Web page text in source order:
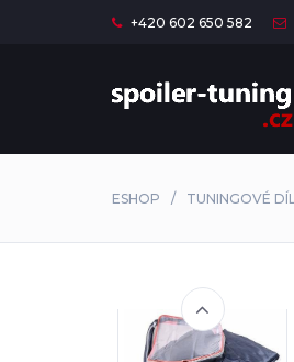
+420 602 650 582
ESHOP TUNINGOVÉ